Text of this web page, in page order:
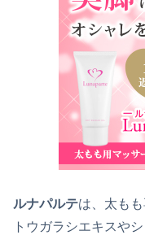
ルナパルテは、太も
トウガラシエキスや